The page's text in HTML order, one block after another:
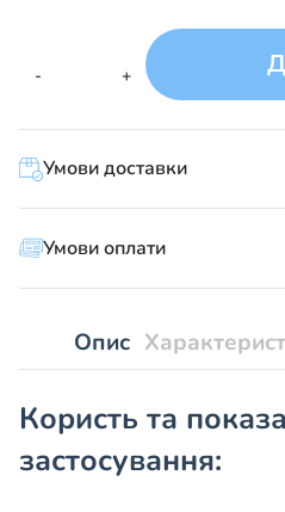
-
ПСОРЕАН
+
Умови доставки
Умови оплати
Опис
Користь та
застосування: